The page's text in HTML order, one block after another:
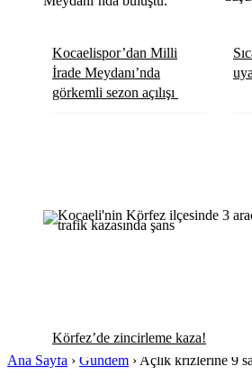
Kocaelispor’dan Milli
İrade Meydanı’nda
görkemli sezon açılışı
Körfez’de zincirleme kaza!
Ana Sayfa › Gündem › Açlık krizlerine 9